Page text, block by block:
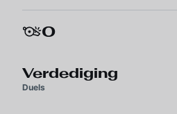
0
Verdediging
Duels